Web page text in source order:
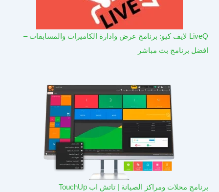
LiveQ لايف كيو: برنامج عرض وادارة الكاميرات والمسابقات –
افضل برنامج بث مباشر
برنامج محلات ومراكز الصيانة | تاتش اب TouchUp